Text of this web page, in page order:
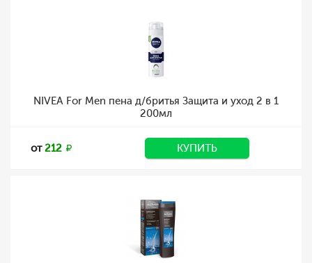
NIVEA For Men пена д/бритья Защита и уход 2 в 1
200мл
от212 КУПИТЬ